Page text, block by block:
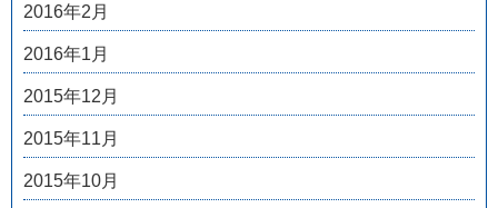
2016年2月
2016年1月
2015年12月
2015年11月
2015年10月